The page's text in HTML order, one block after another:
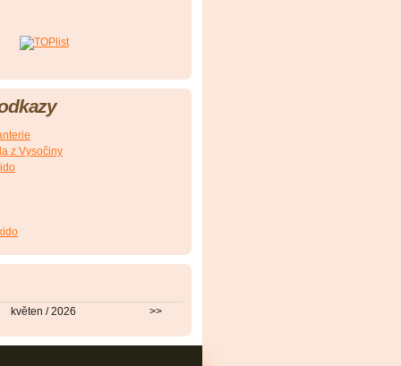
z Vysočiny
květen / 2026 >>